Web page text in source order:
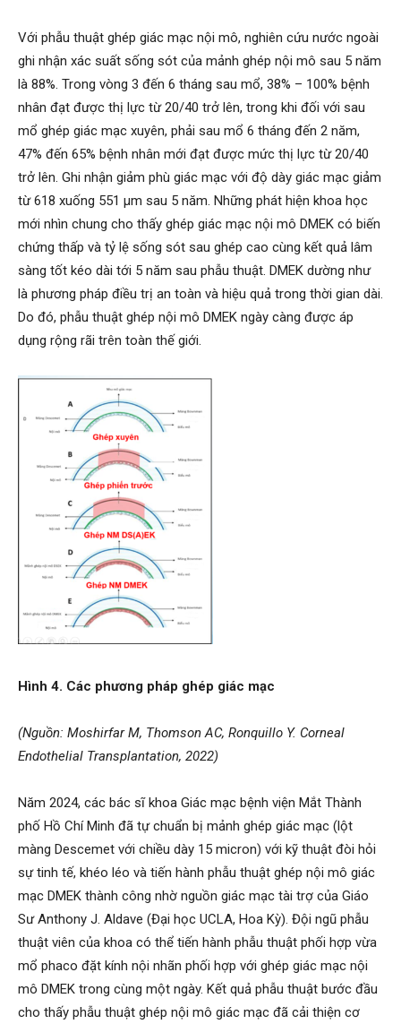
Với phẫu thuật ghép giác mạc nội mô, nghiên cứu nước ngoài
ghi nhận xác suất sống sót của mảnh ghép nội mô sau 5 năm
là 88%. Trong vòng 3 đến 6 tháng sau mổ, 38% – 100% bệnh
nhân đạt được thị lực từ 20/40 trở lên, trong khi đối với sau
mổ ghép giác mạc xuyên, phải sau mổ 6 tháng đến 2 năm,
47% đến 65% bệnh nhân mới đạt được mức thị lực từ 20/40
trở lên. Ghi nhận giảm phù giác mạc với độ dày giác mạc giảm
từ 618 xuống 551 μm sau 5 năm. Những phát hiện khoa học
mới nhìn chung cho thấy ghép giác mạc nội mô DMEK có biến
chứng thấp và tỷ lệ sống sót sau ghép cao cùng kết quả lâm
sàng tốt kéo dài tới 5 năm sau phẫu thuật. DMEK dường như
là phương pháp điều trị an toàn và hiệu quả trong thời gian dài.
Do đó, phẫu thuật ghép nội mô DMEK ngày càng được áp
dụng rộng rãi trên toàn thế giới.
Hình 4. Các phương pháp ghép giác mạc
(Nguồn: Moshirfar M, Thomson AC, Ronquillo Y. Corneal
Endothelial Transplantation, 2022)
Năm 2024, các bác sĩ khoa Giác mạc bệnh viện Mắt Thành
phố Hồ Chí Minh đã tự chuẩn bị mảnh ghép giác mạc (lột
màng Descemet với chiều dày 15 micron) với kỹ thuật đòi hỏi
sự tinh tế, khéo léo và tiến hành phẫu thuật ghép nội mô giác
mạc DMEK thành công nhờ nguồn giác mạc tài trợ của Giáo
Sư Anthony J. Aldave (Đại học UCLA, Hoa Kỳ). Đội ngũ phẫu
thuật viên của khoa có thể tiến hành phẫu thuật phối hợp vừa
mổ phaco đặt kính nội nhãn phối hợp với ghép giác mạc nội
mô DMEK trong cùng một ngày. Kết quả phẫu thuật bước đầu
cho thấy phẫu thuật ghép nội mô giác mạc đã cải thiện cơ